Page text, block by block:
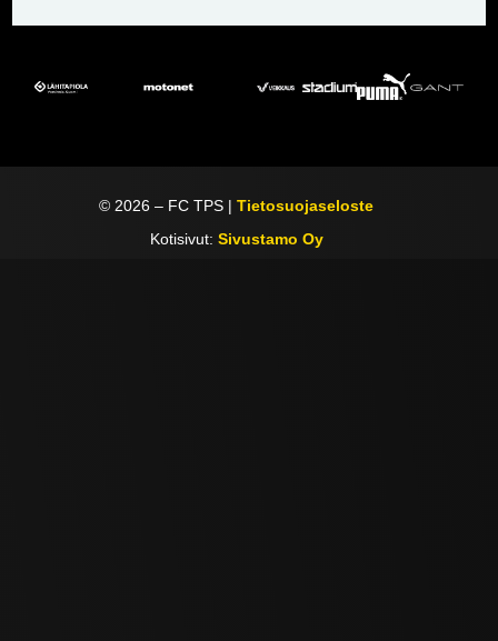
© 2026 – FC TPS |Tietosuojaseloste
Kotisivut: Sivustamo Oy